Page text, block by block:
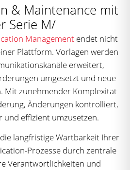
& Maintenance mit
Serie M/
Management endet nicht
Plattform. Vorlagen werden
erweitert,
umgesetzt und neue
Mit zunehmender Komplexität
Änderungen kontrolliert,
und effizient umzusetzen.
langfristige Wartbarkeit Ihrer
Prozesse durch zentrale
Verantwortlichkeiten und